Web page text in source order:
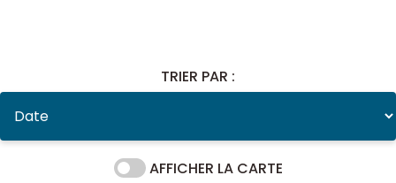
TRIER PAR :
AFFICHER LA CARTE